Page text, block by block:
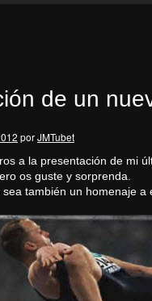
de un
porJMTubet
a la presentación de mi
os guste y sorprenda.
también un homenaje